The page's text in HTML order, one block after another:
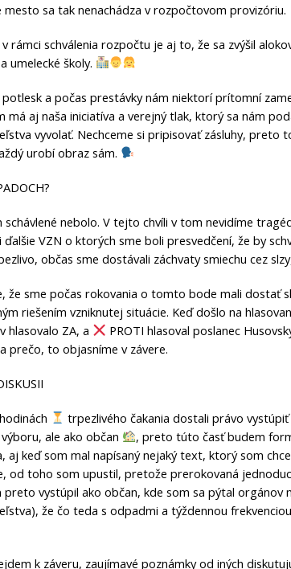
mesto sa tak nenachádza v rozpočtovom provizóriu.
rámci schválenia rozpočtu je aj to, že sa zvýšil
umelecké školy.
potlesk a počas prestávky nám niektorí prítomní
má aj naša iniciatíva a verejný tlak, ktorý sa nám
vyvolať. Nechceme si pripisovať zásluhy, preto
urobí obraz sám.
nebolo. V tejto chvíli v tom nevidíme
ďalšie VZN o ktorých sme boli presvedčení, že by
občas sme dostávali záchvaty smiechu cez
že sme počas rokovania o tomto bode mali dostať
riešením vzniknutej situácie. Keď došlo na
hlasovalo ZA, a
PROTI hlasoval poslanec
prečo, to objasníme v závere.
trpezlivého čakania dostali právo vystúpiť
ale ako občan
, preto túto časť budem
aj keď som mal napísaný nejaký text, ktorý som
od toho som upustil, pretože prerokovaná
vystúpil ako občan, kde som sa pýtal orgánov
že čo teda s odpadmi a týždennou
k záveru, zaujímavé poznámky od iných